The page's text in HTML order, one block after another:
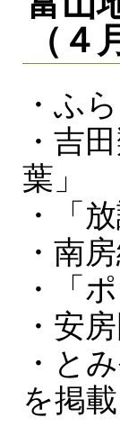
（
・ふ
・吉
葉」
・「
・南
・「
・安
・と
を掲